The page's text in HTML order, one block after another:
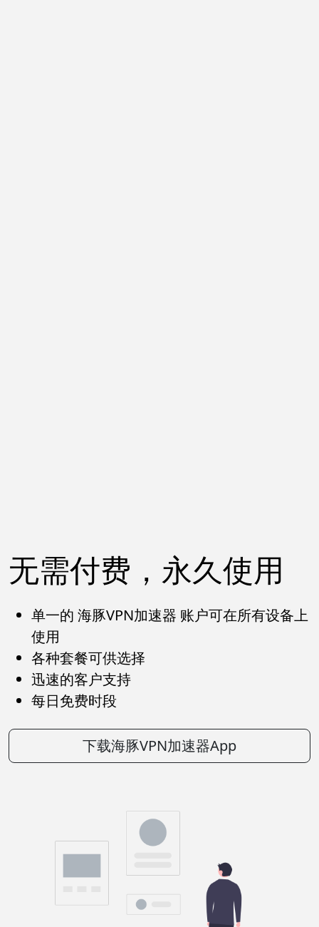
无需付费，永久使用
单一的 海豚VPN加速器 账户可在所有设备上
使用
各种套餐可供选择
迅速的客户支持
每日免费时段
下载海豚VPN加速器App